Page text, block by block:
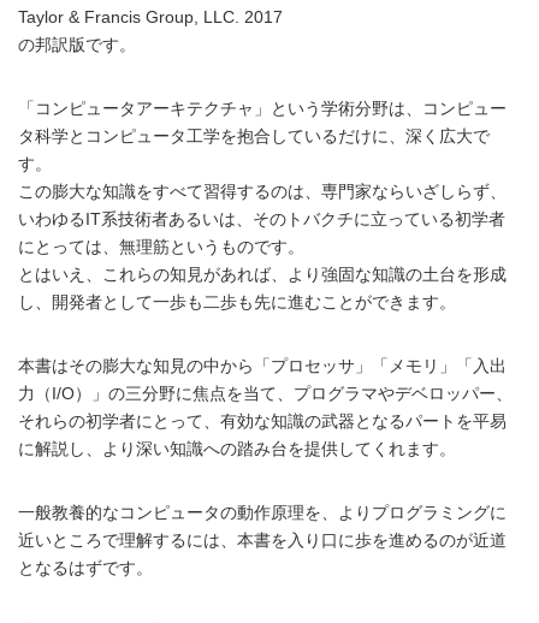
Taylor & Francis Group, LLC. 2017
の邦訳版です。
「コンピュータアーキテクチャ」という学術分野は、コンピュー
タ科学とコンピュータ工学を抱合しているだけに、深く広大で
す。
この膨大な知識をすべて習得するのは、専門家ならいざしらず、
いわゆるIT系技術者あるいは、そのトバクチに立っている初学者
にとっては、無理筋というものです。
とはいえ、これらの知見があれば、より強固な知識の土台を形成
し、開発者として一歩も二歩も先に進むことができます。
本書はその膨大な知見の中から「プロセッサ」「メモリ」「入出
力（I/O）」の三分野に焦点を当て、プログラマやデベロッパー、
それらの初学者にとって、有効な知識の武器となるパートを平易
に解説し、より深い知識への踏み台を提供してくれます。
一般教養的なコンピュータの動作原理を、よりプログラミングに
近いところで理解するには、本書を入り口に歩を進めるのが近道
となるはずです。